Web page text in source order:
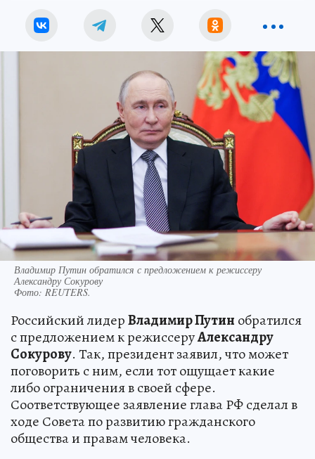
Владимир Путин обратился с предложением к режиссеру
Александру Сокурову
Фото: REUTERS.
Российский лидерВладимир Путин обратился
с предложением к режиссеруАлександру
Сокурову. Так, президент заявил, что может
поговорить с ним, если тот ощущает какие
либо ограничения в своей сфере.
Соответствующее заявление глава РФ сделал в
ходе Совета по развитию гражданского
общества и правам человека.